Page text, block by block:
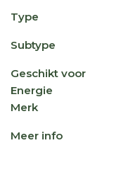
Type
Subtype
Geschikt voor
Energie
Merk
Meer info